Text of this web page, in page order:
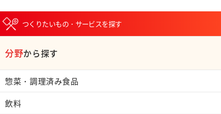
つくりたいもの・サービスを探す
分野から探す
惣菜・調理済み食品
飲料